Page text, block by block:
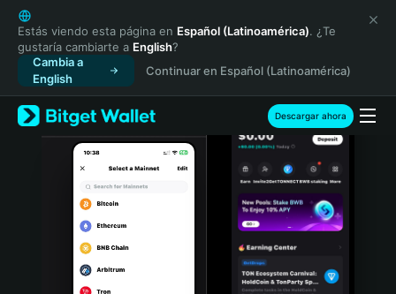
English
日本語
Tiếng Việt
Русский
Español (Latinoamérica)
Türkçe
Italiano
Português (Portugal)
Bahasa Indonesia
Estás viendo esta página en Español (Latinoamérica). ¿Te
gustaría cambiarte a English?
Cambia a
English
Continuar en Español (Latinoamérica)
Descargar ahora